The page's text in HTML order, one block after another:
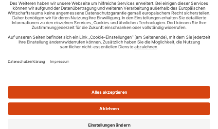
RSS-Verzeichnis.de © 2003-2026
Impressum
Kontakt
Datenschutzinformation
Cookie-Einstellungen
Was ist ein RSS Feed?
Die besten RSS Reader
101-200|200-300